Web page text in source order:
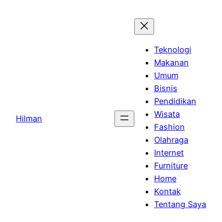
Hilman
Teknologi
Makanan
Umum
Bisnis
Pendidikan
Wisata
Fashion
Olahraga
Internet
Furniture
Home
Kontak
Tentang Saya